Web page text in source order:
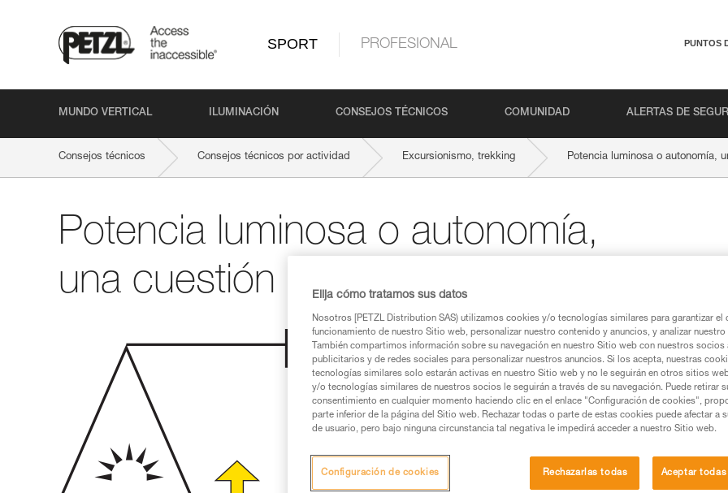
SPORT PROFESIONAL PUNTOS
MUNDO VERTICAL ILUMINACIÓN CONSEJOS TÉCNICOS COMUNIDAD ALERTAS DE
Consejos técnicos Consejos técnicos por actividad Excursionismo, trekking Potencia luminosa o autonomía,
Potencia luminosa o autonomía,
una cuestión de compromiso
Elija cómo tratamos sus datos
Nosotros [PETZL Distribution SAS) utilizamos cookies y/o tecnologías similares para garantizar el
funcionamiento de nuestro Sitio web, personalizar nuestro contenido y anuncios, y analizar
También compartimos información sobre su navegación en nuestro Sitio web con nuestros socios
publicitarios y de redes sociales para personalizar nuestros anuncios. Si los acepta, nuestras
tecnologías similares solo estarán activas en nuestro Sitio web y no le seguirán en otros sitios
y/o tecnologías similares de nuestros socios le seguirán a través de su navegación. Puede retirar
consentimiento en cualquier momento haciendo clic en el enlace "Configuración de cookies",
parte inferior de la página del Sitio web. Rechazar todas o parte de estas cookies puede afectar a
de usuario, pero bajo ninguna circunstancia tal negativa le impedirá acceder a nuestro Sitio web.
Rechazarlas todas Aceptar
Configuración de cookies